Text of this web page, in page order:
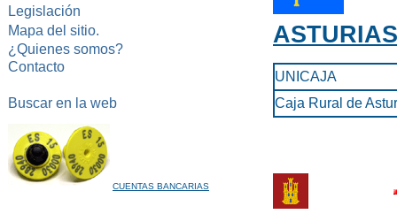
Legislación
Mapa del sitio.
¿Quienes somos?
Contacto
Buscar en la web
CUENTAS BANCARIAS
ASTURIAS
UNICAJA
Caja Rural de